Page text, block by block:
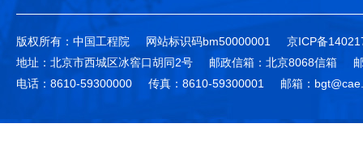
版权所有：中国工程院 网站标识码bm50000001
京ICP备
地址：北京市西城区冰窖口胡同2号
邮政信箱：北京8068信箱
电话：8610-59300000
传真：8610-59300001 邮箱：